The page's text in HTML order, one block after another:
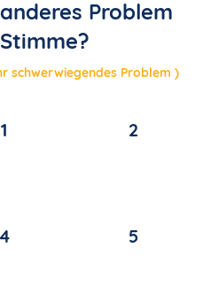
Problem
Problem )
1 2
4 5